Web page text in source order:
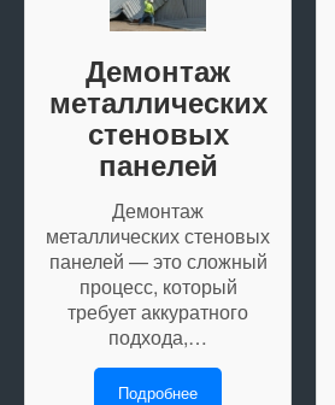
Демонтаж
металлических
стеновых
панелей
Демонтаж
металлических стеновых
панелей — это сложный
процесс, который
требует аккуратного
подхода,…
Подробнее